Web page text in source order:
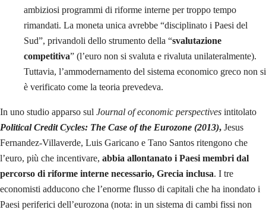
ambiziosi programmi di riforme interne per troppo tempo
rimandati. La moneta unica avrebbe “disciplinato i Paesi del
Sud”, privandoli dello strumento della “svalutazione
competitiva” (l’euro non si svaluta e rivaluta unilateralmente).
Tuttavia, l’ammodernamento del sistema economico greco non si
è verificato come la teoria prevedeva.
In uno studio apparso sul Journal of economic perspectives intitolato
Political Credit Cycles: The Case of the Eurozone (2013), Jesus
Fernandez-Villaverde, Luis Garicano e Tano Santos ritengono che
l’euro, più che incentivare, abbia allontanato i Paesi membri dal
percorso di riforme interne necessario, Grecia inclusa. I tre
economisti adducono che l’enorme flusso di capitali che ha inondato i
Paesi periferici dell’eurozona (nota: in un sistema di cambi fissi non